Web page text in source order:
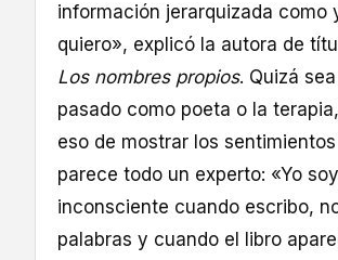
información jerarquizada como
quiero», explicó la autora de
Los nombres propios. Quizá
pasado como poeta o la
eso de mostrar los
parece todo un experto: «Yo
inconsciente cuando escribo,
palabras y cuando el libro